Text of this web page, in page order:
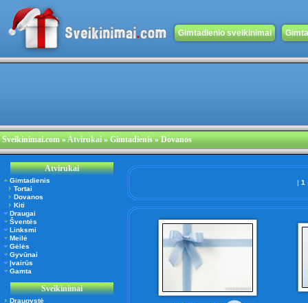
Gimtadienio sveikinimai
Sveikinimai.com»Atvirukai» Gimtadienis » Dovanos
Atvirukai
Gimtadienis
Tortai
Dovanos
Kiti
Draugai
Šventės
Linksmi
Meilė
Gėlės
Gyvūnai
Įvairūs
Gamta
Sveikinimai
Draugystė
| 1